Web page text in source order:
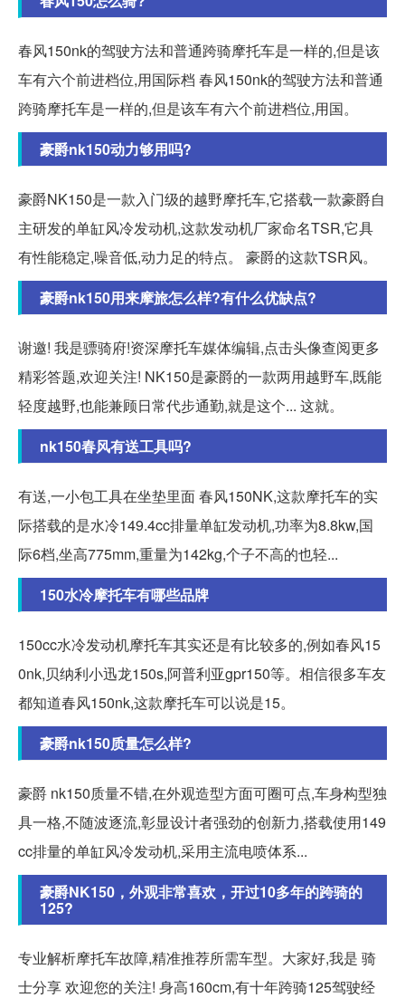
春风150nk的驾驶方法和普通跨骑摩托车是一样的,但是该
车有六个前进档位,用国际档 春风150nk的驾驶方法和普通
跨骑摩托车是一样的,但是该车有六个前进档位,用国。
豪爵nk150动力够用吗?
豪爵NK150是一款入门级的越野摩托车,它搭载一款豪爵自
主研发的单缸风冷发动机,这款发动机厂家命名TSR,它具
有性能稳定,噪音低,动力足的特点。 豪爵的这款TSR风。
豪爵nk150用来摩旅怎么样?有什么优缺点?
谢邀! 我是骠骑府!资深摩托车媒体编辑,点击头像查阅更多
精彩答题,欢迎关注! NK150是豪爵的一款两用越野车,既能
轻度越野,也能兼顾日常代步通勤,就是这个... 这就。
nk150春风有送工具吗?
有送,一小包工具在坐垫里面 春风150NK,这款摩托车的实
际搭载的是水冷149.4cc排量单缸发动机,功率为8.8kw,国
际6档,坐高775mm,重量为142kg,个子不高的也轻...
150水冷摩托车有哪些品牌
150cc水冷发动机摩托车其实还是有比较多的,例如春风15
0nk,贝纳利小迅龙150s,阿普利亚gpr150等。相信很多车友
都知道春风150nk,这款摩托车可以说是15。
豪爵nk150质量怎么样?
豪爵 nk150质量不错,在外观造型方面可圈可点,车身构型独
具一格,不随波逐流,彰显设计者强劲的创新力,搭载使用149
cc排量的单缸风冷发动机,采用主流电喷体系...
豪爵NK150，外观非常喜欢，开过10多年的跨骑的
125?
专业解析摩托车故障,精准推荐所需车型。大家好,我是 骑
士分享 欢迎您的关注! 身高160cm,有十年跨骑125驾驶经